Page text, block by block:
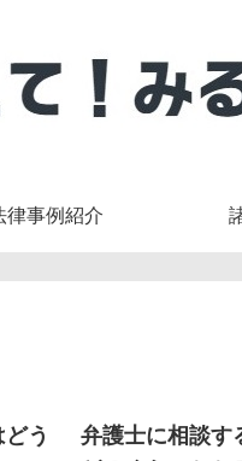
律事例紹介
う
弁護士に相談